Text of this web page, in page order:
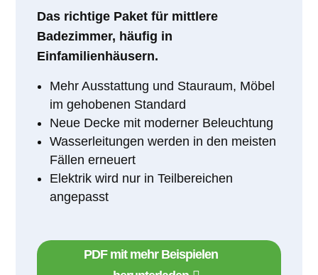
Das richtige Paket für mittlere
Badezimmer, häufig in
Einfamilienhäusern.
Mehr Ausstattung und Stauraum, Möbel
im gehobenen Standard
Neue Decke mit moderner Beleuchtung
Wasserleitungen werden in den meisten
Fällen erneuert
Elektrik wird nur in Teilbereichen
angepasst
PDF mit mehr Beispielen